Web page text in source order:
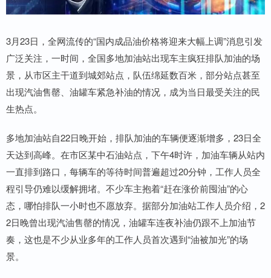
3月23日，全网流传的“国内成品油价格将迎来大幅上调”消息引发
广泛关注，一时间，全国多地加油站出现车主疯狂排队加油的场
景，从市区主干道到城郊站点，队伍绵延数百米，部分站点甚至
出现汽油售罄、油罐车紧急补油的情况，成为当日最受关注的民
生热点。
多地加油站自22日晚开始，排队加油的车辆便逐渐增多，23日全
天达到高峰。在市区某中石油站点，下午4时许，加油车辆从站内
一直排到路口，每辆车的等待时间普遍超过20分钟，工作人员全
程引导仍难以缓解拥堵。不少车主抱着“赶在涨价前囤油”的心
态，哪怕排队一小时也不愿放弃。据部分加油站工作人员介绍，2
2日晚曾出现汽油售罄的情况，油罐车连夜补油仍跟不上加油节
奏，这也是不少从业多年的工作人员首次遇到“油被加光”的场
景。